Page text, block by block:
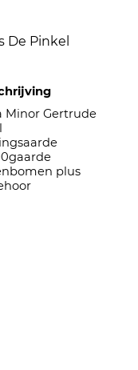
De Pinkel
Minor Gertrude
plus